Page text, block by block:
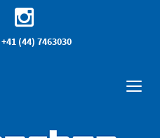
+41 (44) 7463030